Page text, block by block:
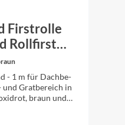
Firstrolle
Rollfirst
Dach in
Farben
- 1 m für Dachbe-
Gratbereich in
braun und